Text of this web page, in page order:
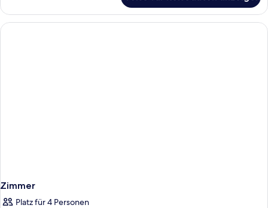
Zimmer
Platz für 4 Personen